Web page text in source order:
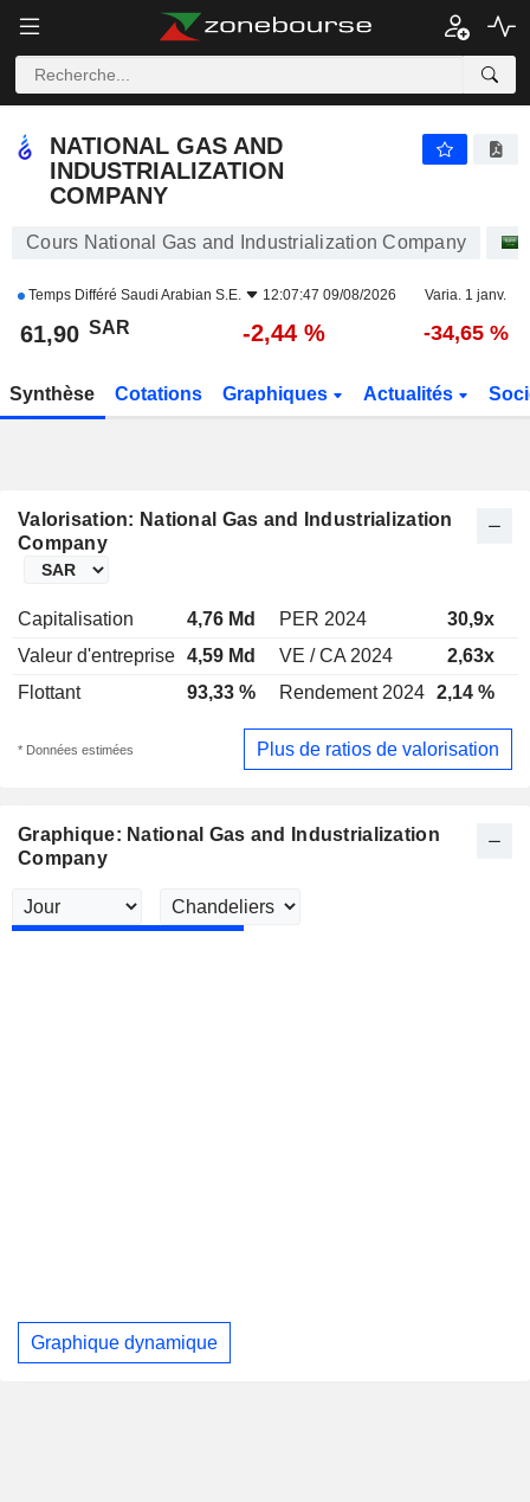
NATIONAL GAS AND
INDUSTRIALIZATION
COMPANY
Cours National Gas and Industrialization Company
Temps Différé Saudi Arabian S.E. 12:07:47 09/08/2026 Varia. 1 janv.
61,90 SAR -2,44 % -34,65 %
Synthèse Cotations Graphiques Actualités
Valorisation: National Gas and Industrialization
Company
Capitalisation 4,76 Md PER 2024 30,9x
Valeur d'entreprise 4,59 Md VE / CA 2024 2,63x
Flottant
93,33 % Rendement 2024 2,14 %
* Données estimées Plus de ratios de valorisation
Graphique: National Gas and Industrialization
Company
Graphique dynamique